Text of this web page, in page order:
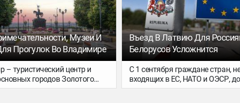
к следующему трипу,
стоящие
хайлайты? Рассказываем.
Музеи И
Прогулок Во Владимире
– туристический центр и
городов Золотого
то был столицей Северо-
Въезд В Латвию Для
Белорусов Усложнится
С 1 сентября граждане стран,
входящих в ЕС, НАТО и ОЭСР,
будут за 48 ч до пересечения